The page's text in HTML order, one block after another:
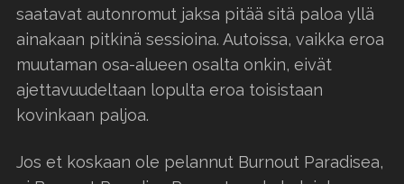
saatavat autonromut jaksa pitää sitä paloa yllä
ainakaan pitkinä sessioina. Autoissa, vaikka eroa
muutaman osa-alueen osalta onkin, eivät
ajettavuudeltaan lopulta eroa toisistaan
kovinkaan paljoa.
Jos et koskaan ole pelannut Burnout Paradisea,